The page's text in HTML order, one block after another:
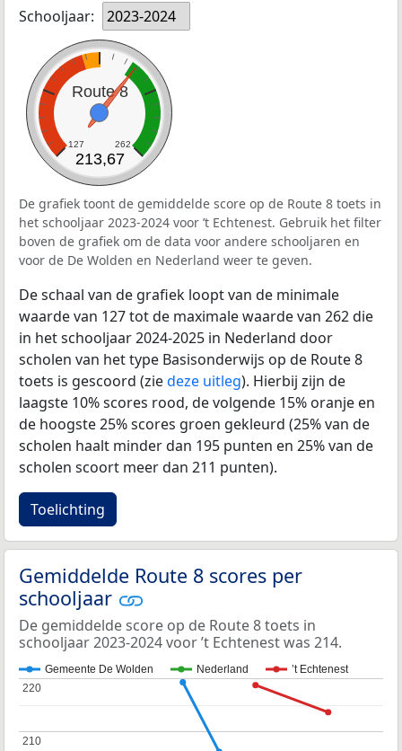
Schooljaar:
2023-2024
Route 8
127 262
213,67
De grafiek toont de gemiddelde score op de Route 8 toets in
het schooljaar 2023-2024 voor ’t Echtenest. Gebruik het filter
boven de grafiek om de data voor andere schooljaren en
voor de De Wolden en Nederland weer te geven.
De schaal van de grafiek loopt van de minimale
waarde van 127 tot de maximale waarde van 262 die
in het schooljaar 2024-2025 in Nederland door
scholen van het type Basisonderwijs op de Route 8
toets is gescoord (ziedeze uitleg). Hierbij zijn de
laagste 10% scores rood, de volgende 15% oranje en
de hoogste 25% scores groen gekleurd (25% van de
scholen haalt minder dan 195 punten en 25% van de
scholen scoort meer dan 211 punten).
Toelichting
Gemiddelde Route 8 scores per
schooljaar
De gemiddelde score op de Route 8 toets in
schooljaar 2023-2024 voor ’t Echtenest was 214.
Gemeente De Wolden Nederland ’t Echtenest
210
210
220
220